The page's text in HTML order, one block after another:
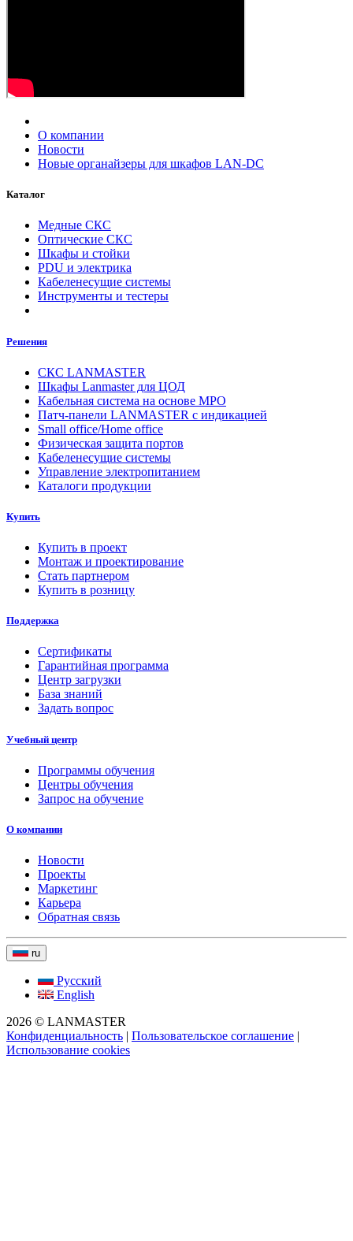
О компании
Новости
Новые органайзеры для шкафов LAN-DC
Каталог
Медные СКС
Оптические СКС
Шкафы и стойки
PDU и электрика
Кабеленесущие системы
Инструменты и тестеры
Решения
СКС LANMASTER
Шкафы Lanmaster для ЦОД
Кабельная система на основе MPO
Патч-панели LANMASTER с индикацией
Small office/Home office
Физическая защита портов
Кабеленесущие системы
Управление электропитанием
Каталоги продукции
Купить
Купить в проект
Монтаж и проектирование
Стать партнером
Купить в розницу
Поддержка
Сертификаты
Гарантийная программа
Центр загрузки
База знаний
Задать вопрос
Учебный центр
Программы обучения
Центры обучения
Запрос на обучение
О компании
Новости
Проекты
Маркетинг
Карьера
Обратная связь
ru
Русский
English
2026 © LANMASTER
Конфиденциальность | Пользовательское соглашение |
Использование cookies